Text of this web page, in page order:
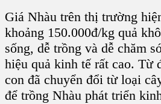
Giá Nhàu trên thị trường
khoảng 150.000đ/kg quả
sống, dễ trồng và dễ chăm
hiệu quả kinh tế rất cao. Từ
con đã chuyển đổi từ loại
để trồng Nhàu phát triển